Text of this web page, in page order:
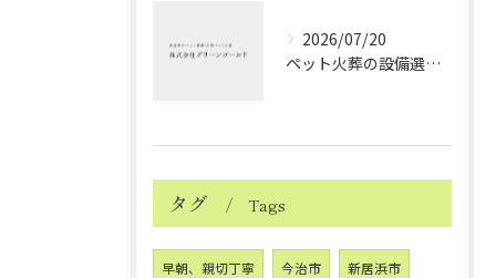
2026/07/20
ペット火葬の設備選びと愛媛県西条市で安心して見送るためのポイント
タグ Tags
早朝、親切丁寧 今治市 新居浜市